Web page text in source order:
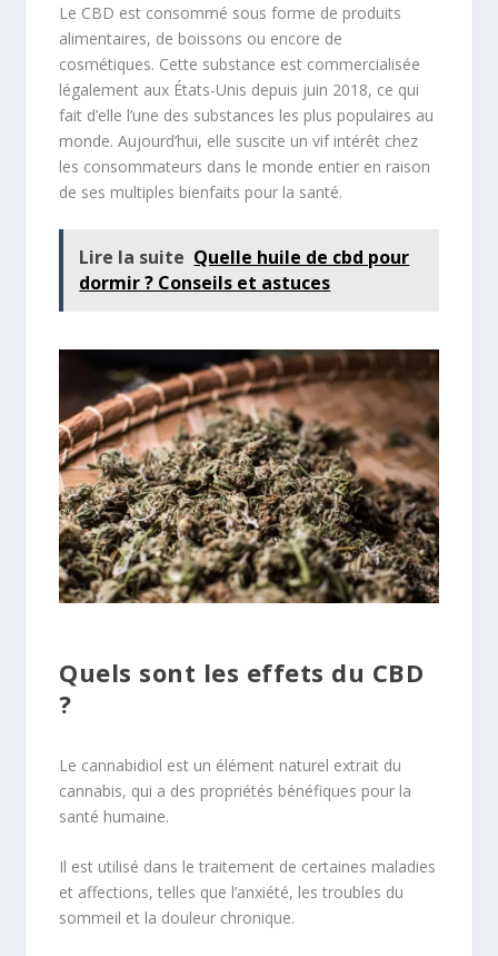
Le CBD est consommé sous forme de produits
alimentaires, de boissons ou encore de
cosmétiques. Cette substance est commercialisée
légalement aux États-Unis depuis juin 2018, ce qui
fait d’elle l’une des substances les plus populaires au
monde. Aujourd’hui, elle suscite un vif intérêt chez
les consommateurs dans le monde entier en raison
de ses multiples bienfaits pour la santé.
Lire la suite Quelle huile de cbd pour
dormir ? Conseils et astuces
Quels sont les effets du CBD
?
Le cannabidiol est un élément naturel extrait du
cannabis, qui a des propriétés bénéfiques pour la
santé humaine.
Il est utilisé dans le traitement de certaines maladies
et affections, telles que l’anxiété, les troubles du
sommeil et la douleur chronique.